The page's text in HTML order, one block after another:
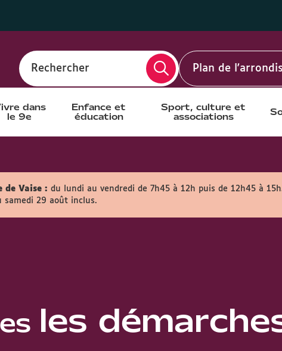
Rechercher Plan de
dans
le 9e
Enfance et
éducation
Sport, culture et
associations
de Vaise : du lundi au vendredi de 7h45 à 12h puis de 12h45 à
samedi 29 août inclus.
les